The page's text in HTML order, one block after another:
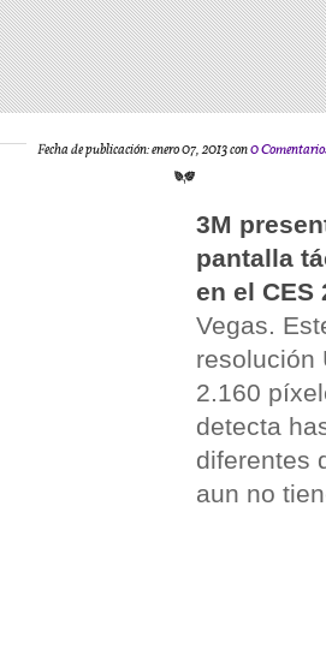
Fecha de publicación: enero 07, 2013 con0
3M
pantalla
en el CES
Vegas.
resolución
2.160
detecta
diferentes
aun no